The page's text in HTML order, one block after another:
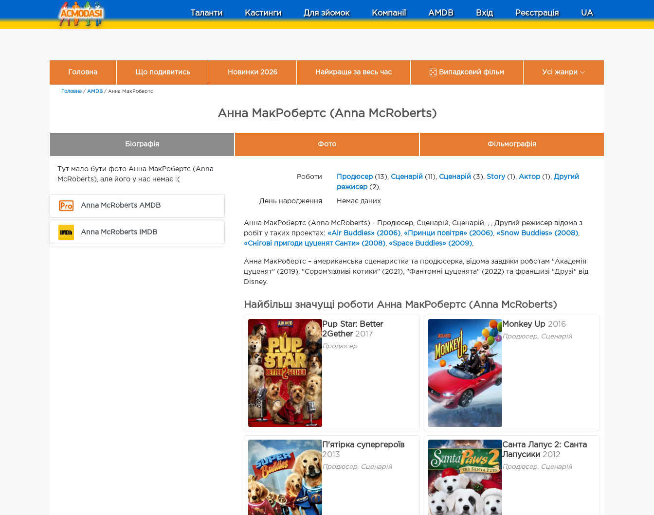
Таланти Кастинги Для зйомок Компанії AMDB Вхід Реєстрація UA
Головна Що подивитись Новинки 2026 Найкраще за весь час Випадковий фільм Усі жанри
Головна / AMDB / Анна МакРобертс
Анна МакРобертс (Anna McRoberts)
Біографія Фото Фільмографія
Тут мало бути фото Анна МакРобертс (Anna
McRoberts), але його у нас немає :(
Anna McRoberts AMDB
Anna McRoberts IMDB
Роботи Продюсер(13), Сценарій (11), Сценарій (3), Story(1), Актор(1), Другий
режисер(2),
День народження Немає даних
Анна МакРобертс (Anna McRoberts) - Продюсер, Сценарій, Сценарій, , , Другий режисер відома з
робіт у таких проектах: «Air Buddies» (2006) «Принци повітря» (2006) «Snow Buddies» (2008)
«Снігові пригоди цуценят Санти» (2008) «Space Buddies» (2009)
Анна МакРобертс – американська сценаристка та продюсерка, відома завдяки роботам "Академія
цуценят" (2019), "Сором'язливі котики" (2021), "Фантомні цуценята" (2022) та франшизі "Друзі" від
Disney.
Найбільш значущі роботи Анна МакРобертс (Anna McRoberts)
Pup Star: Better
2Gether 2017
Продюсер
Monkey Up 2016
Продюсер, Сценарій
П'ятірка супергероїв
2013
Продюсер, Сценарій
Санта Лапус 2: Санта
Лапусики 2012
Продюсер, Сценарій